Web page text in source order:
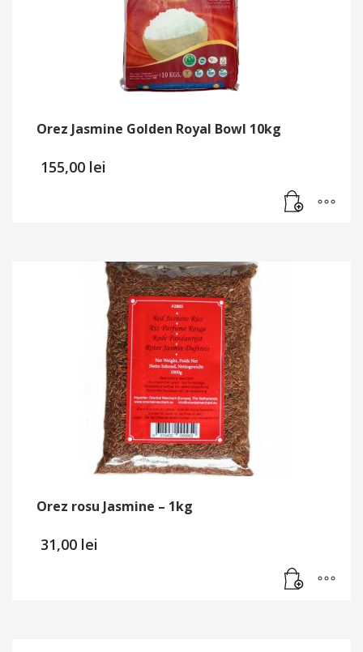
Orez Jasmine Golden Royal Bowl 10kg
155,00 lei
Orez rosu Jasmine – 1kg
31,00 lei